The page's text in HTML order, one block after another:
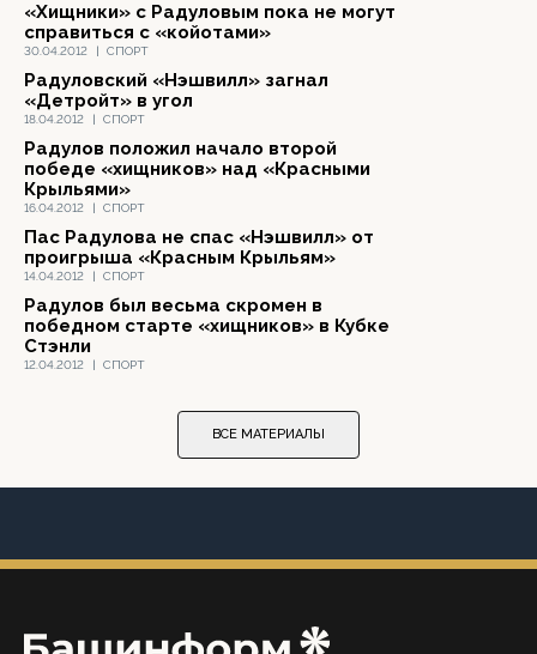
30.04.2012 | СПОРТ
«Хищники» с Радуловым пока не могут
справиться с «койотами»
18.04.2012 | СПОРТ
Радуловский «Нэшвилл» загнал
«Детройт» в угол
16.04.2012 | СПОРТ
Радулов положил начало второй
победе «хищников» над «Красными
Крыльями»
14.04.2012 | СПОРТ
Пас Радулова не спас «Нэшвилл» от
проигрыша «Красным Крыльям»
12.04.2012 | СПОРТ
Радулов был весьма скромен в
победном старте «хищников» в Кубке
Стэнли
ВСЕ МАТЕРИАЛЫ